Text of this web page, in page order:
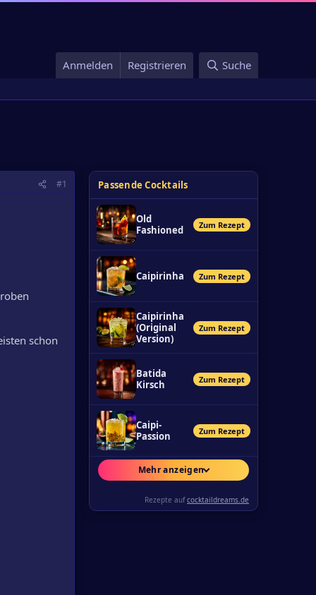
Anmelden Registrieren Suche
#1
schon
Passende Cocktails
Old
Fashioned
Zum Rezept
Caipirinha Zum Rezept
Caipirinha
(Original
Version)
Zum Rezept
Batida
Kirsch
Zum Rezept
Caipi-
Passion
Zum Rezept
Mehr anzeigen
Rezepte aufcocktaildreams.de